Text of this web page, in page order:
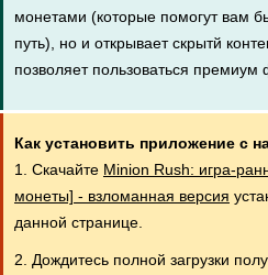
монетами (которые помогут вам
путь), но и открывает скрытй
позволяет пользоваться премиум
Как установить приложение с
1. Скачайте Minion Rush: игра-
монеты] - взломанная версия
данной странице.
2. Дождитесь полной загрузки